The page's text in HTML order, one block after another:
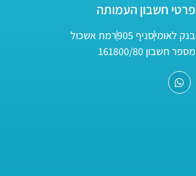
פרטי חשבון העמותה
בנק לאומיסניף 905
רמת אשכול
מספר חשבון 161800/80